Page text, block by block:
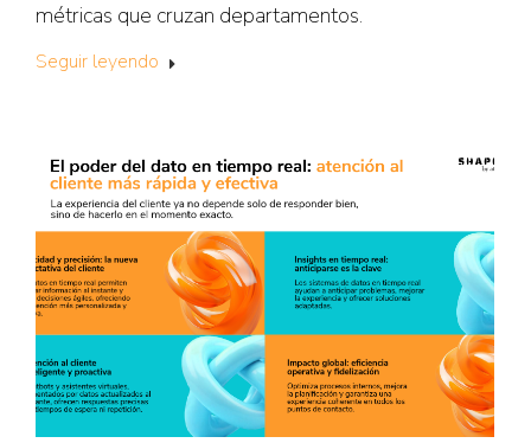
métricas que cruzan departamentos.
Seguir leyendo